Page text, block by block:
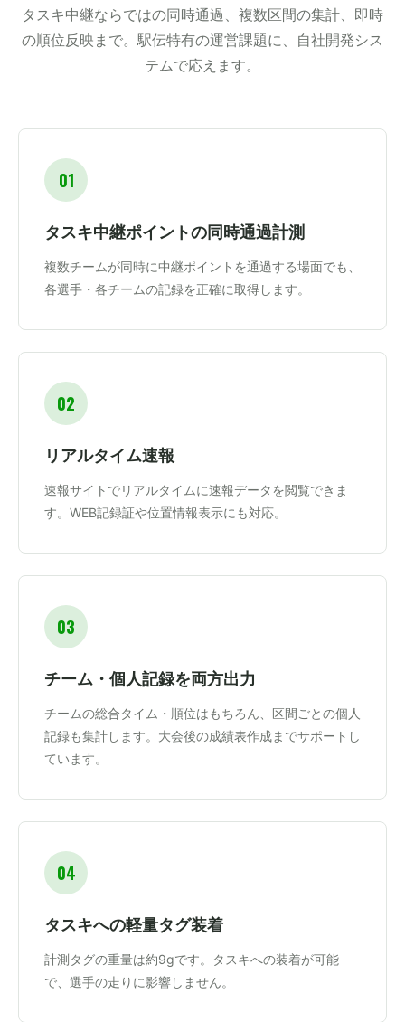
タスキ中継ならではの同時通過、複数区間の集計、即時
の順位反映まで。駅伝特有の運営課題に、自社開発シス
テムで応えます。
01
タスキ中継ポイントの同時通過計測
複数チームが同時に中継ポイントを通過する場面でも、
各選手・各チームの記録を正確に取得します。
02
リアルタイム速報
速報サイトでリアルタイムに速報データを閲覧できま
す。WEB記録証や位置情報表示にも対応。
03
チーム・個人記録を両方出力
チームの総合タイム・順位はもちろん、区間ごとの個人
記録も集計します。大会後の成績表作成までサポートし
ています。
04
タスキへの軽量タグ装着
計測タグの重量は約9gです。タスキへの装着が可能
で、選手の走りに影響しません。